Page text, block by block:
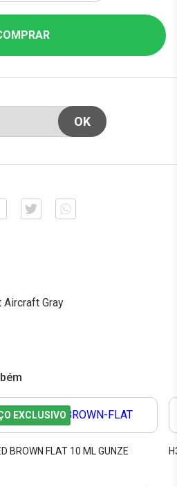
Gray
EXCLUSIVO
BROWN FLAT 10 ML GUNZE